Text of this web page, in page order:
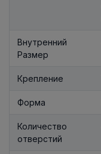
Внутренний
Размер
Крепление
Форма
Количество
отверстий